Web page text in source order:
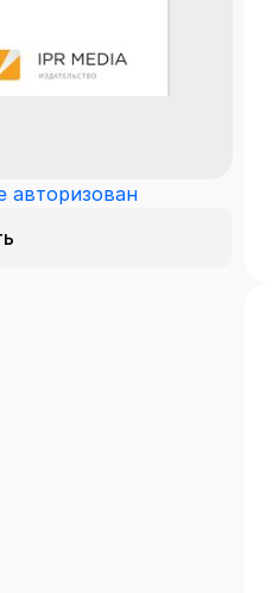
авторизован